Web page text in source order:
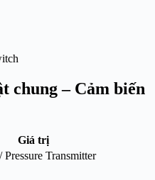
chung – Cảm biến
Giá trị
Pressure Transmitter